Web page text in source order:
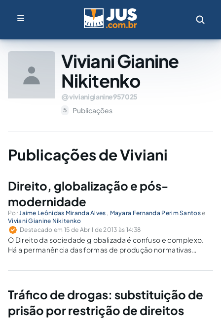
Viviani Gianine
Nikitenko
vivianigianine957025
5 Publicações
Publicações de Viviani
Direito, globalização e pós-
modernidade
PorJaime Leônidas Miranda Alves , Mayara Fernanda Perim Santose
Viviani Gianine Nikitenko
Destacado em 15 de Abril de 2013 às 14:38
O Direito da sociedade globalizada é confuso e complexo.
Há a permanência das formas de produção normativas
normativa pós-modernas.
Tráfico de drogas: substituição de
prisão por restrição de direitos